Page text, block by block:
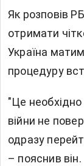
Як розповів
отримати
Україна
процедуру
"Це
війни не
одразу
– пояснив він.